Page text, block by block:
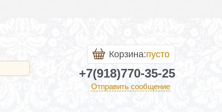
Корзина:пусто
+7(918)770-35-25
Отправить сообщение